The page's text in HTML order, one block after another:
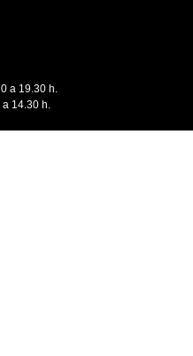
a 19.30 h.
a 14.30 h.